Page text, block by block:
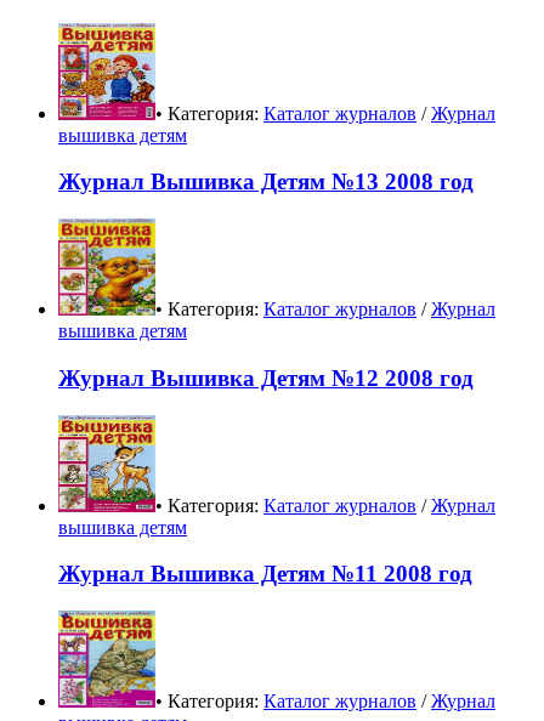
• Категория: Каталог журналов /Журнал
вышивка детям
Журнал Вышивка Детям №13 2008 год
• Категория: Каталог журналов /Журнал
вышивка детям
Журнал Вышивка Детям №12 2008 год
• Категория: Каталог журналов /Журнал
вышивка детям
Журнал Вышивка Детям №11 2008 год
• Категория: Каталог журналов /Журнал